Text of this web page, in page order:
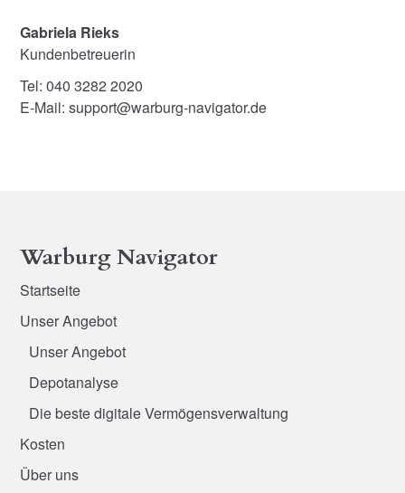
Gabriela Rieks
Kundenbetreuerin
Tel: 040 3282 2020
E-Mail: support@warburg-navigator.de
Warburg Navigator
Startseite
Unser Angebot
Unser Angebot
Depotanalyse
Die beste digitale Vermögensverwaltung
Kosten
Über uns